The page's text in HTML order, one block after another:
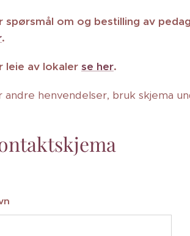
spørsmål om og bestilling av
.
leie av lokaler se her.
andre henvendelser, bruk skjema